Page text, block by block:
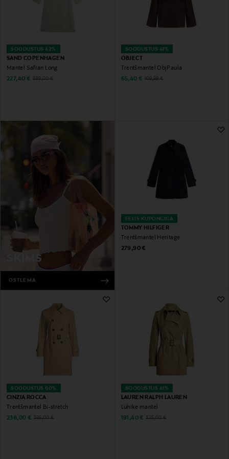
SOODUSTUS 42%
SAND COPENHAGEN
Mantel Safran Long
Discounted Price
227,40 € Original Price
389,00 €
SOODUSTUS 41%
OBJECT
Trentšmantel ObjPaula
Discounted Price
65,40 € Original Price
109,99 €
SKIMS
OSTLEMA
EELIS KUPONGIGA
TOMMY HILFIGER
Trentšmantel Heritage
Original Price
279,90 €
SOODUSTUS 60%
CINZIA ROCCA
Trentšmantel Bi-stretch
Discounted Price
238,00 € Original Price
595,00 €
SOODUSTUS 41%
LAUREN RALPH LAUREN
Lühike mantel
Discounted Price
191,40 € Original Price
325,00 €